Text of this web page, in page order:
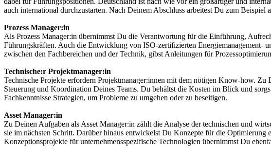
auch international durchzustarten. Nach Deinem Abschluss arbeitest Du zum Beispiel
Prozess Manager:in
Als Prozess Manager:in übernimmst Du die Verantwortung für die Einführung,
Führungskräften. Auch die Entwicklung von ISO-zertifizierten Energiemanagement-
zwischen den Fachbereichen und der Technik, gibst Anleitungen für
Technische:r Projektmanager:in
Technische Projekte erfordern Projektmanager:innen mit dem nötigen Know-how.
Steuerung und Koordination Deines Teams. Du behältst die Kosten im Blick und
Fachkenntnisse Strategien, um Probleme zu umgehen oder zu beseitigen.
Asset Manager:in
Zu Deinen Aufgaben als Asset Manager:in zählt die Analyse der technischen und
sie im nächsten Schritt. Darüber hinaus entwickelst Du Konzepte für die Optimierung
Konzeptionsprojekte für unternehmensspezifische Technologien übernimmst Du